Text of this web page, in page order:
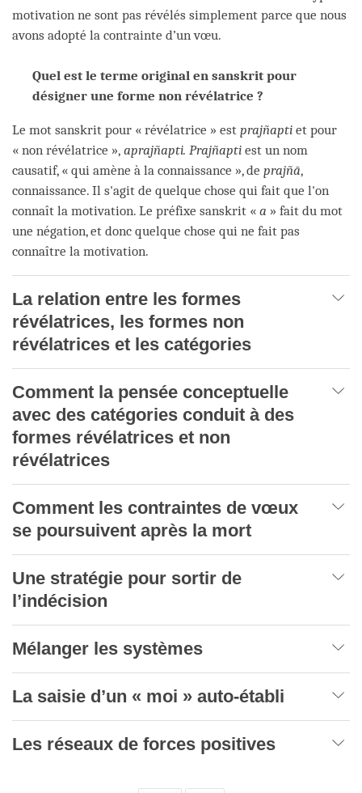
motivation ne sont pas révélés simplement parce que nous
avons adopté la contrainte d’un vœu.
Quel est le terme original en sanskrit pour
désigner une forme non révélatrice ?
Le mot sanskrit pour « révélatrice » est prajñapti et pour
« non révélatrice », aprajñapti. Prajñapti est un nom
causatif, « qui amène à la connaissance », de prajñā,
connaissance. Il s'agit de quelque chose qui fait que l'on
connaît la motivation. Le préfixe sanskrit « a » fait du mot
une négation, et donc quelque chose qui ne fait pas
connaître la motivation.
La relation entre les formes
révélatrices, les formes non
révélatrices et les catégories
Comment la pensée conceptuelle
avec des catégories conduit à des
formes révélatrices et non
révélatrices
Comment les contraintes de vœux
se poursuivent après la mort
Une stratégie pour sortir de
l’indécision
Mélanger les systèmes
La saisie d’un « moi » auto-établi
Les réseaux de forces positives